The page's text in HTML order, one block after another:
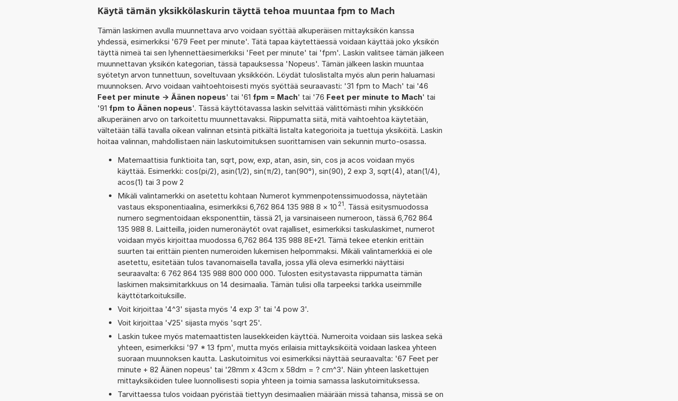
Käytä tämän yksikkölaskurin täyttä tehoa muuntaa fpm to Mach
Tämän laskimen avulla muunnettava arvo voidaan syöttää alkuperäisen mittayksikön kanssa
yhdessä, esimerkiksi '679 Feet per minute'. Tätä tapaa käytettäessä voidaan käyttää joko yksikön
täyttä nimeä tai sen lyhennettäesimerkiksi 'Feet per minute' tai 'fpm'. Laskin valitsee tämän jälkeen
muunnettavan yksikön kategorian, tässä tapauksessa 'Nopeus'. Tämän jälkeen laskin muuntaa
syötetyn arvon tunnettuun, soveltuvaan yksikköön. Löydät tuloslistalta myös alun perin haluamasi
muunnoksen. Arvo voidaan vaihtoehtoisesti myös syöttää seuraavasti: '31 fpm to Mach' tai '46
Feet per minute -> Äänen nopeus' tai '61 fpm = Mach' tai '76 Feet per minute to Mach' tai
'91 fpm to Äänen nopeus'. Tässä käyttötavassa laskin selvittää välittömästi mihin yksikköön
alkuperäinen arvo on tarkoitettu muunnettavaksi. Riippumatta siitä, mitä vaihtoehtoa käytetään,
vältetään tällä tavalla oikean valinnan etsintä pitkältä listalta kategorioita ja tuettuja yksiköitä. Laskin
hoitaa valinnan, mahdollistaen näin laskutoimituksen suorittamisen vain sekunnin murto-osassa.
Matemaattisia funktioita tan, sqrt, pow, exp, atan, asin, sin, cos ja acos voidaan myös
käyttää. Esimerkki: cos(pi/2), asin(1/2), sin(π/2), tan(90°), sin(90), 2 exp 3, sqrt(4), atan(1/4),
acos(1) tai 3 pow 2
Mikäli valintamerkki on asetettu kohtaan Numerot kymmenpotenssimuodossa, näytetään
vastaus eksponentiaalina, esimerkiksi 6,762 864 135 988 8 × 10 21. Tässä esitysmuodossa
numero segmentoidaan eksponenttiin, tässä 21, ja varsinaiseen numeroon, tässä 6,762 864
135 988 8. Laitteilla, joiden numeronäytöt ovat rajalliset, esimerkiksi taskulaskimet, numerot
voidaan myös kirjoittaa muodossa 6,762 864 135 988 8E+21. Tämä tekee etenkin erittäin
suurten tai erittäin pienten numeroiden lukemisen helpommaksi. Mikäli valintamerkkiä ei ole
asetettu, esitetään tulos tavanomaisella tavalla, jossa yllä oleva esimerkki näyttäisi
seuraavalta: 6 762 864 135 988 800 000 000. Tulosten esitystavasta riippumatta tämän
laskimen maksimitarkkuus on 14 desimaalia. Tämän tulisi olla tarpeeksi tarkka useimmille
käyttötarkoituksille.
Voit kirjoittaa '4^3' sijasta myös '4 exp 3' tai '4 pow 3'.
Voit kirjoittaa '√25' sijasta myös 'sqrt 25'.
Laskin tukee myös matemaattisten lausekkeiden käyttöä. Numeroita voidaan siis laskea sekä
yhteen, esimerkiksi '97 * 13 fpm', mutta myös erilaisia mittayksiköitä voidaan laskea yhteen
suoraan muunnoksen kautta. Laskutoimitus voi esimerkiksi näyttää seuraavalta: '67 Feet per
minute + 82 Äänen nopeus' tai '28mm x 43cm x 58dm = ? cm^3'. Näin yhteen laskettujen
mittayksiköiden tulee luonnollisesti sopia yhteen ja toimia samassa laskutoimituksessa.
Tarvittaessa tulos voidaan pyöristää tiettyyn desimaalien määrään missä tahansa, missä se on